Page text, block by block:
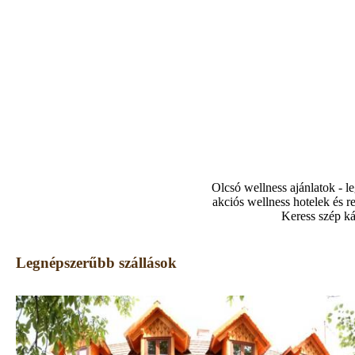
Olcsó wellness ajánlatok -
akciós wellness hotelek és
Keress szép
Legnépszerűbb szállások